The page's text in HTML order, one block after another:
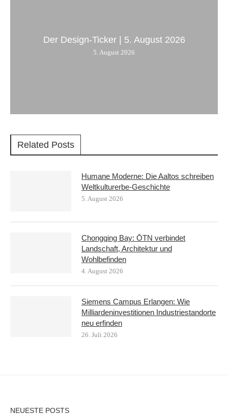
Der Design-Ticker | 5. August 2026
5. August 2026
Related Posts
Humane Moderne: Die Aaltos schreiben
Weltkulturerbe-Geschichte
5. August 2026
Chongqing Bay: ŌTN verbindet
Landschaft, Architektur und
Wohlbefinden
4. August 2026
Siemens Campus Erlangen: Wie
Milliardeninvestitionen Industriestandorte
neu erfinden
26. Juli 2026
NEUESTE POSTS